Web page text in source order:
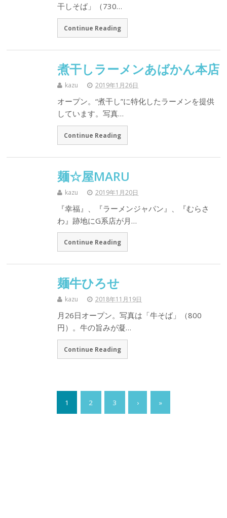
干しそば」（730…
Continue Reading
煮干しラーメンあばかん本店
kazu 2019年1月26日
オープン。“煮干し”に特化したラーメンを提供
しています。写真…
Continue Reading
麺☆屋MARU
kazu 2019年1月20日
『幸福』、『ラーメンジャパン』、『むらさ
わ』跡地にG系店が月…
Continue Reading
麺牛ひろせ
kazu 2018年11月19日
月26日オープン。写真は「牛そば」（800
円）。牛の旨みが凝…
Continue Reading
1 2 3 › »